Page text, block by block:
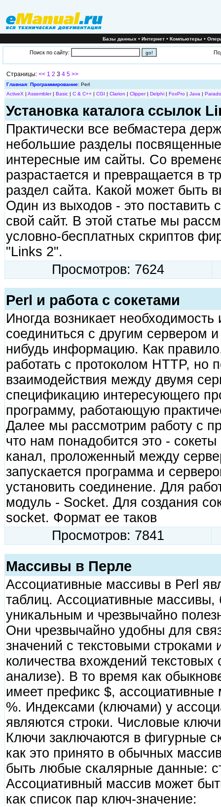
Базы данных•Интернет•Компьютеры•
Поиск по сайту:
Страницы: << 1 2 3 4 5 >>
Главная: Программирование: Perl
ActiveX | Assembler| Basic| C & C++| CGI | Clarion | Clipper| Delphi| FoxPro| Java |
Установка каталога ссылок
Практически все вебмастера
небольшие разделы
интересные им сайты. Со
разрастается и превращается в
раздел сайта. Какой может быть
Один из выходов - это поставить
свой сайт. В этой статье мы
условно-бесплатных скриптов
"Links 2".
Просмотров: 7624
Perl и работа с сокетами
Иногда возникает
соединиться с другим сервером
нибудь информацию. Как
работать с протоколом HTTP, но
взаимодействия между двумя
спецификацию интересующего
программу, работающую
Далее мы рассмотрим работу с
что нам понадобится это -
канал, проложенный между
запускается программа и
установить соединение. Для
модуль - Socket. Для создания
socket. Формат ее таков
Просмотров: 7841
Массивы в Перле
Ассоциативные массивы в Perl
таблиц. Ассоциативные массивы,
уникальным и чрезвычайно
Они чрезвычайно удобны для
значений с текстовыми строками
количества вхождений текстовых
анализе). В то время как
имеет префикс $,
%. Индексами (ключами) у
являются строки. Числовые
Ключи заключаются в фигурные
как это принято в обычных
быть любые скалярные данные:
Ассоциативный массив может
как список пар ключ-значение: